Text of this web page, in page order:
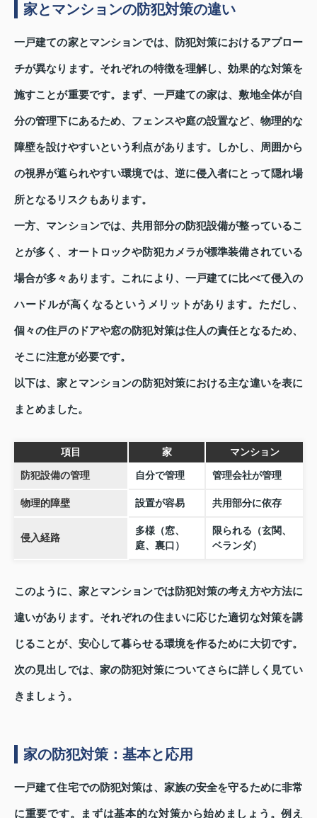
家とマンションの防犯対策の違い
一戸建ての家とマンションでは、防犯対策におけるアプロー
チが異なります。それぞれの特徴を理解し、効果的な対策を
施すことが重要です。まず、一戸建ての家は、敷地全体が自
分の管理下にあるため、フェンスや庭の設置など、物理的な
障壁を設けやすいという利点があります。しかし、周囲から
の視界が遮られやすい環境では、逆に侵入者にとって隠れ場
所となるリスクもあります。
一方、マンションでは、共用部分の防犯設備が整っているこ
とが多く、オートロックや防犯カメラが標準装備されている
場合が多々あります。これにより、一戸建てに比べて侵入の
ハードルが高くなるというメリットがあります。ただし、
個々の住戸のドアや窓の防犯対策は住人の責任となるため、
そこに注意が必要です。
以下は、家とマンションの防犯対策における主な違いを表に
まとめました。
項目 家 マンション
防犯設備の管理 自分で管理 管理会社が管理
物理的障壁 設置が容易 共用部分に依存
侵入経路
多様（窓、
庭、裏口）
限られる（玄関、
ベランダ）
このように、家とマンションでは防犯対策の考え方や方法に
違いがあります。それぞれの住まいに応じた適切な対策を講
じることが、安心して暮らせる環境を作るために大切です。
次の見出しでは、家の防犯対策についてさらに詳しく見てい
きましょう。
家の防犯対策：基本と応用
一戸建て住宅での防犯対策は、家族の安全を守るために非常
に重要です。まずは基本的な対策から始めましょう。例え